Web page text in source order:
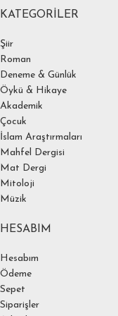
KATEGORILER
Şiir
Roman
Deneme & Günlük
Öykü & Hikaye
Akademik
Çocuk
İslam Araştırmaları
Mahfel Dergisi
Mat Dergi
Mitoloji
Müzik
HESABIM
Hesabım
Ödeme
Sepet
Siparişler